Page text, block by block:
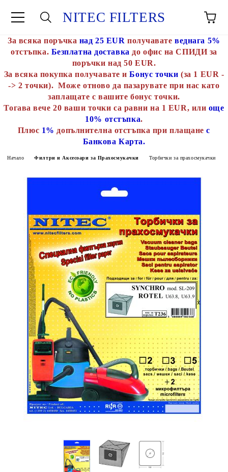
NITEC FILTERS
За всяка поръчка над 25 EUR получавате веднага 5%
отстъпка. Безплатна доставка до офис на СПИДИ за
поръчки над 50 EUR.
За всяка покупка получавате иБонус точки (за 1 EUR -
-> 2 точки). Може отново да пазарувате при нас като
заплащате с вашите бонус точки.
Тогава вече 20 ваши точки са равни на 1 EUR, или още
10% отстъпка.
Плюс 1% допълнителна отстъпка при плащанес
Банкова Карта.
Начало Филтри и Аксесоари за Прахосмукачки Торбички за прахосмукачки